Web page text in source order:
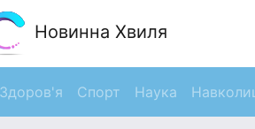
Новинна Хвиля
Здоров'я Спорт Наука